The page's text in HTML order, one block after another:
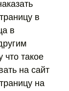
в
в
что такое
на сайт
на